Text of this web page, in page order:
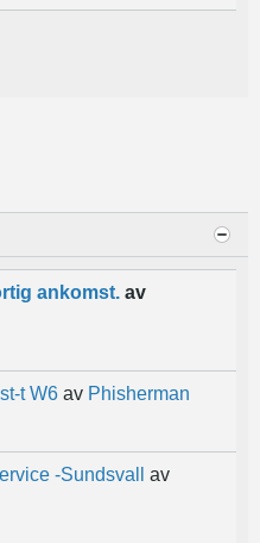
ankomst. av
t W6 av Phisherman
-Sundsvall
av